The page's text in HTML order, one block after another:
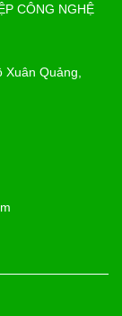
CÔNG NGHỆ
Quảng,